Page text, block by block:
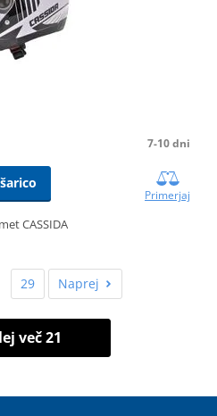
7-10 dni
Primerjaj
CASSIDA
29 Naprej
več 21